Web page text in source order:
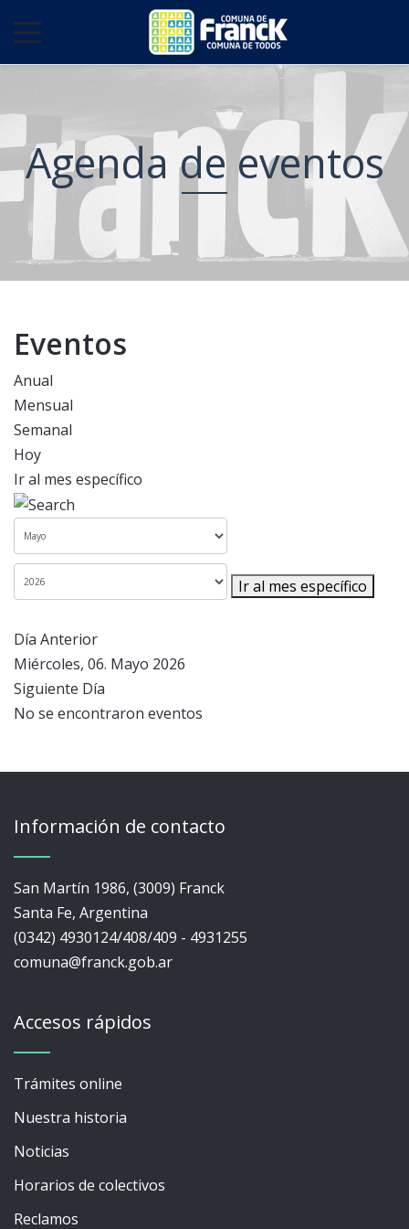
Agenda de eventos
Eventos
Anual
Mensual
Semanal
Hoy
Ir al mes específico
Ir al mes específico
Día Anterior
Miércoles, 06. Mayo 2026
Siguiente Día
No se encontraron eventos
Información de contacto
San Martín 1986, (3009) Franck
Santa Fe, Argentina
(0342) 4930124/408/409 - 4931255
comuna@franck.gob.ar
Accesos rápidos
Trámites online
Nuestra historia
Noticias
Horarios de colectivos
Reclamos